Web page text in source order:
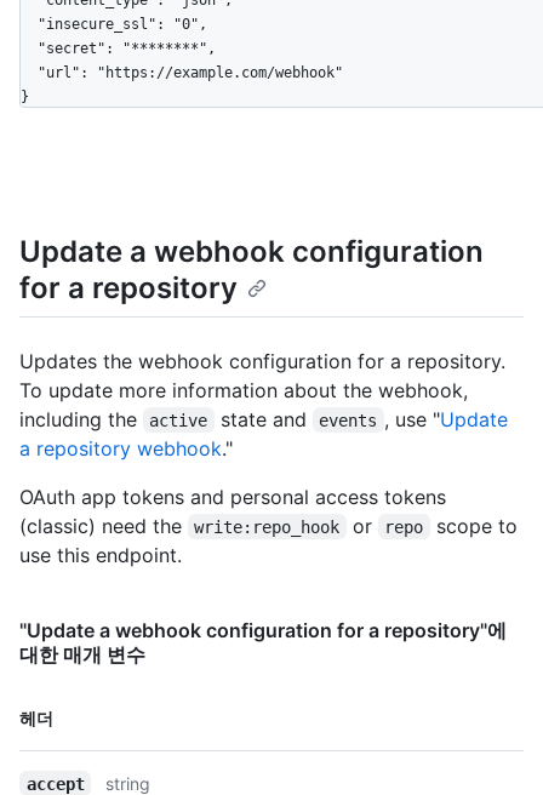
}
Update a webhook configuration
for a repository
Updates the webhook configuration for a repository.
To update more information about the webhook,
including the
active state and events , use "Update
a repository webhook."
OAuth app tokens and personal access tokens
(classic) need the
write:repo_hook or repo
scope to
use this endpoint.
"Update a webhook configuration for a repository"에
대한 매개 변수
헤더
이름,
accept
string